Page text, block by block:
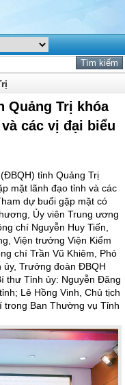
Quảng Trị khóa
các vị đại biểu
tỉnh Quảng Trị
mặt lãnh đạo tỉnh và các
dự buổi gặp mặt có
Ủy viên Trung ương
chí Nguyễn Huy Tiến,
Viện trưởng Viện Kiểm
chí Trần Vũ Khiêm, Phó
Trưởng đoàn ĐBQH
thư Tỉnh ủy: Nguyễn Đăng
Lê Hồng Vinh, Chủ tịch
trong Ban Thường vụ Tỉnh